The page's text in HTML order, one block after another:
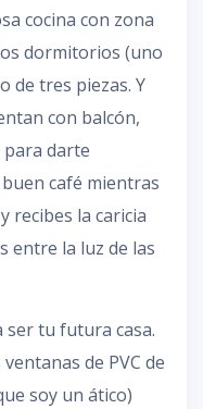
cocina con zona
dormitorios (uno
de tres piezas. Y
con balcón,
para darte
café mientras
recibes la caricia
entre la luz de las
tu futura casa.
de PVC de
soy un ático)